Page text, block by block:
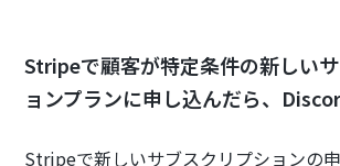
Stripeで顧客が特定条件の新しい
ョンプランに申し込んだら、
Stripeで新しいサブスクリプションの